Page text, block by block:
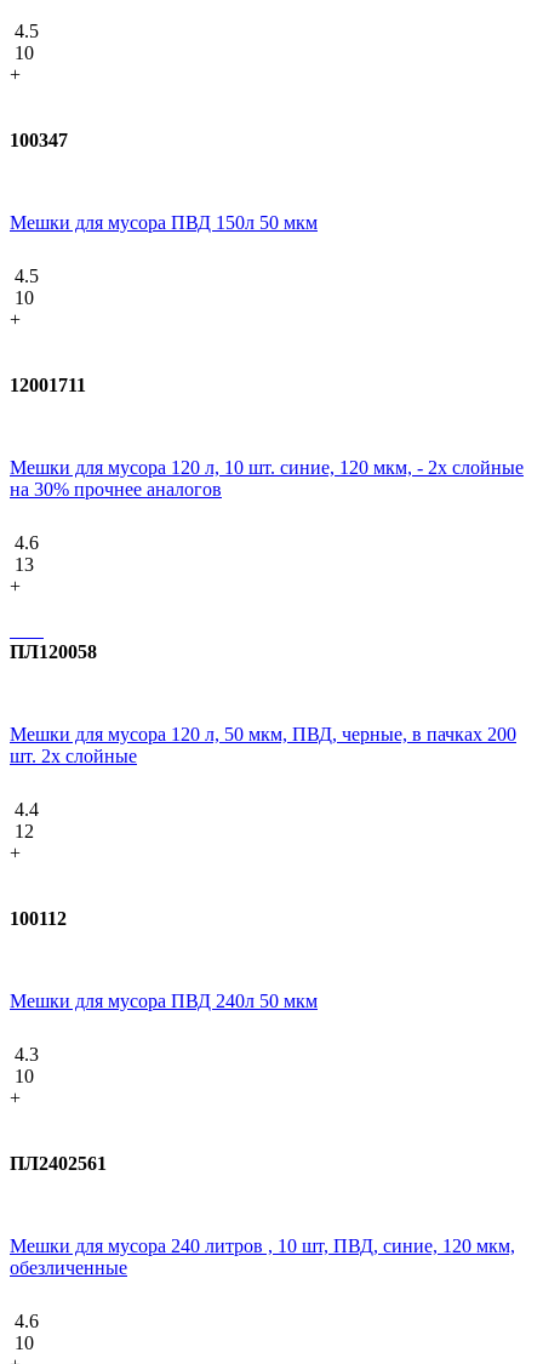
4.5
10
+
100347
Мешки для мусора ПВД 150л 50 мкм
4.5
10
+
12001711
Мешки для мусора 120 л, 10 шт. синие, 120 мкм, - 2х слойные
на 30% прочнее аналогов
4.6
13
+
ПЛ120058
Мешки для мусора 120 л, 50 мкм, ПВД, черные, в пачках 200
шт. 2х слойные
4.4
12
+
100112
Мешки для мусора ПВД 240л 50 мкм
4.3
10
+
ПЛ2402561
Мешки для мусора 240 литров , 10 шт, ПВД, синие, 120 мкм,
обезличенные
4.6
10